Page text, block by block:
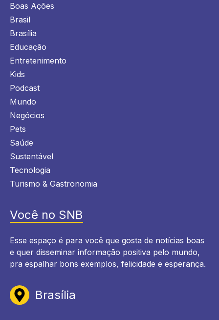
Boas Ações
Brasil
Brasília
Educação
Entretenimento
Kids
Podcast
Mundo
Negócios
Pets
Saúde
Sustentável
Tecnologia
Turismo & Gastronomia
Você no SNB
Esse espaço é para você que gosta de notícias boas
e quer disseminar informação positiva pelo mundo,
pra espalhar bons exemplos, felicidade e esperança.
Brasília